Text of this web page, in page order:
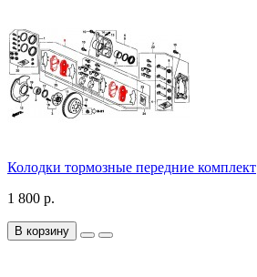
Колодки тормозные передние комплект
1 800 р.
В корзину